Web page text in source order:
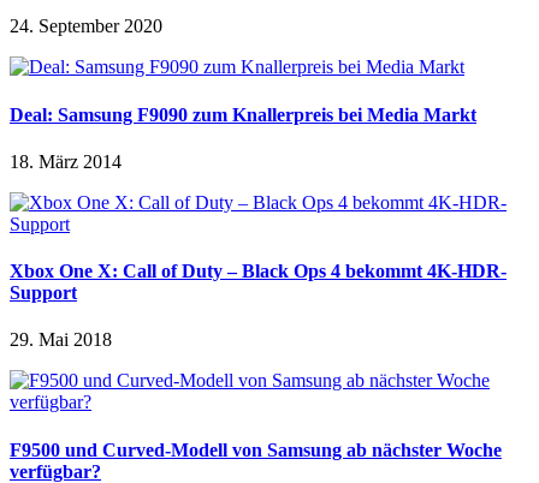
24. September 2020
Deal: Samsung F9090 zum Knallerpreis bei Media Markt
18. März 2014
Xbox One X: Call of Duty – Black Ops 4 bekommt 4K-HDR-
Support
29. Mai 2018
F9500 und Curved-Modell von Samsung ab nächster Woche
verfügbar?